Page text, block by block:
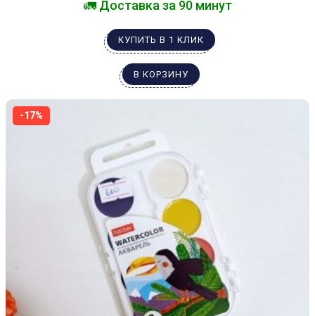
🚛 Доставка за 90 минут
КУПИТЬ В 1 КЛИК
В КОРЗИНУ
-17%